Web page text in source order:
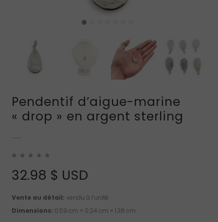
Pendentif d’aigue-marine
« drop » en argent sterling
32.98 $ USD
Vente au détail: vendu à l’unité.
Dimensions: 0.59 cm × 0.24 cm × 1.38 cm